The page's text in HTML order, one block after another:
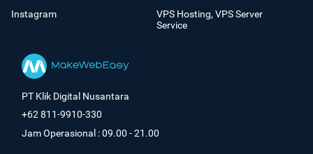
Instagram
VPS Hosting, VPS Server
Service
PT Klik Digital Nusantara
+62 811-9910-330
Jam Operasional : 09.00 - 21.00